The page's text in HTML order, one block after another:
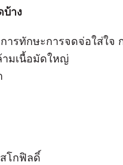
บ้าง
ารทักษะการจดจ่อใส่ใจ
มเนื้อมัดใหญ่
โกฟิลดิ์